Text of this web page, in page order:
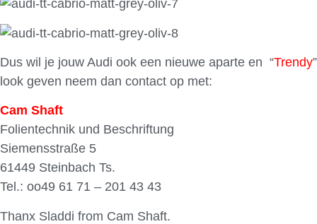
Dus wil je jouw Audi ook een nieuwe aparte en “Trendy”
look geven neem dan contact op met:
Cam Shaft
Folientechnik und Beschriftung
Siemensstraße 5
61449 Steinbach Ts.
Tel.: oo49 61 71 – 201 43 43
Thanx Sladdi from Cam Shaft.